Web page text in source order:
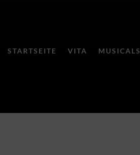
STARTSEITE VITA MUSICALS